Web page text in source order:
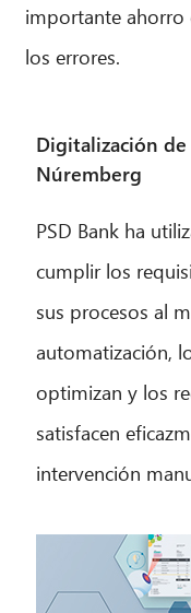
importante
los errores.
Digitalización de
Núremberg
PSD Bank ha
cumplir los
sus procesos al
automatización,
optimizan y los
satisfacen
intervención